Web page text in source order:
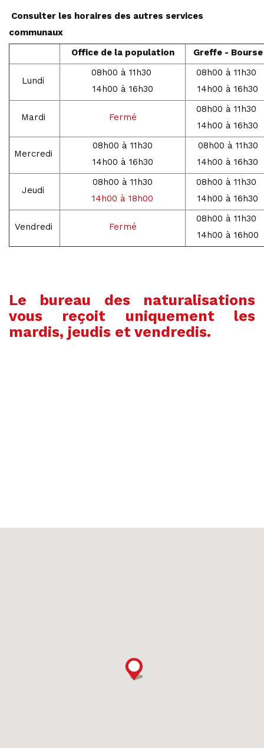
Consulter les horaires des autres services
communaux
Office de la population
Greffe - Bourse
Lundi
08h00 à 11h30
14h00 à 16h30
08h00 à 11h30
14h00 à 16h30
Mardi Fermé
08h00 à 11h30
14h00 à 16h30
Mercredi
08h00 à 11h30
14h00 à 16h30
08h00 à 11h30
14h00 à 16h30
Jeudi
08h00 à 11h30
14h00 à 18h00
08h00 à 11h30
14h00 à 16h30
Vendredi Fermé
08h00 à 11h30
14h00 à 16h00
Le bureau des naturalisations
vous reçoit uniquement les
mardis, jeudis et vendredis.